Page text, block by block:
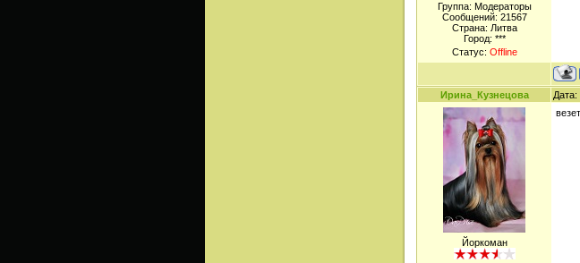
Группа: Модераторы
Сообщений: 21567
Страна: Литва
Город: ***
Статус: Offline
Ирина_Кузнецова
Йоркоман